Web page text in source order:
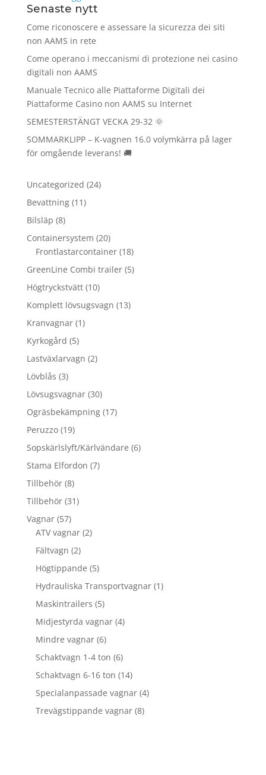
Senaste nytt
Come riconoscere e assessare la sicurezza dei siti
non AAMS in rete
Come operano i meccanismi di protezione nei casino
digitali non AAMS
Manuale Tecnico alle Piattaforme Digitali dei
Piattaforme Casino non AAMS su Internet
SEMESTERSTÄNGT VECKA 29-32 🌞
SOMMARKLIPP – K-vagnen 16.0 volymkärra på lager
för omgående leverans! 🚚
Uncategorized 2424
Bevattning 1111
Bilsläp 88
produkter
Containersystem 2020
produkter
Frontlastarcontainer 1818
produkter
GreenLine Combi trailer 55
Högtryckstvätt 1010
produkter
Komplett lövsugsvagn 1313
Kranvagnar 11
Kyrkogård 55
produkter
Lastväxlarvagn 22
Lövblås 33
produkter
Lövsugsvagnar 3030
produkter
Ogräsbekämpning 1717
Peruzzo 1919
produkter
Sopskärlslyft/Kärlvändare 66
Stama Elfordon 77
Tillbehör 88
produkter
Tillbehör 3131
Vagnar 5757
produkter
ATV vagnar 22
Fältvagn 22
produkter
Högtippande 55
produkter
Hydrauliska Transportvagnar 11
Maskintrailers 55
produkter
Midjestyrda vagnar 44
Mindre vagnar 66
produkter
Schaktvagn 1-4 ton 66
produkter
Schaktvagn 6-16 ton 1414
produkter
Specialanpassade vagnar 44
Trevägstippande vagnar 88